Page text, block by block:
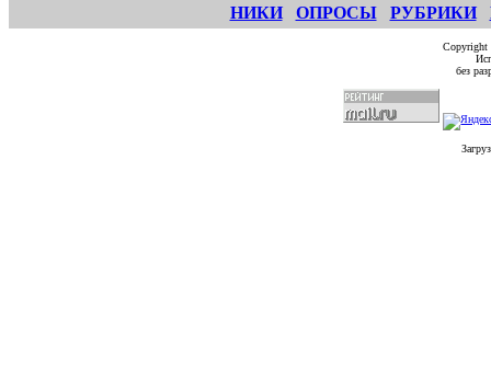
НИКИ ОПРОСЫ РУБРИКИ
без